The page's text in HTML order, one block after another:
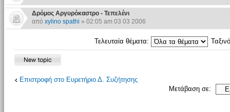
Δρόμος Αργυρόκαστρο - Τεπελένι
από xylino spathi » 02:05 am 03 03 2006
Τελευταία θέματα:
Επιστροφή στο Ευρετήριο Δ. Συζήτησης
Μετάβαση σε: